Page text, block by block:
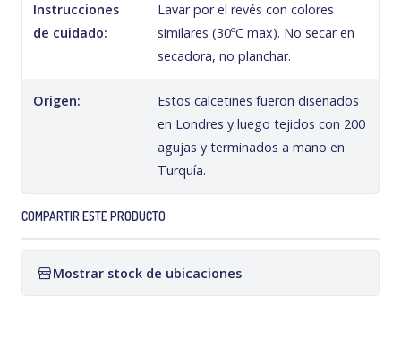
Instrucciones
de cuidado:
Lavar por el revés con colores
similares (30ºC max). No secar en
secadora, no planchar.
Origen:
Estos calcetines fueron diseñados
en Londres y luego tejidos con 200
agujas y terminados a mano en
Turquía.
COMPARTIR ESTE PRODUCTO
Mostrar stock de ubicaciones